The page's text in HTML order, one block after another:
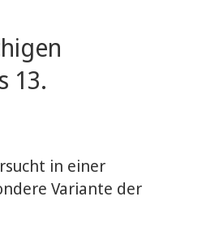
13.
in einer
Variante der